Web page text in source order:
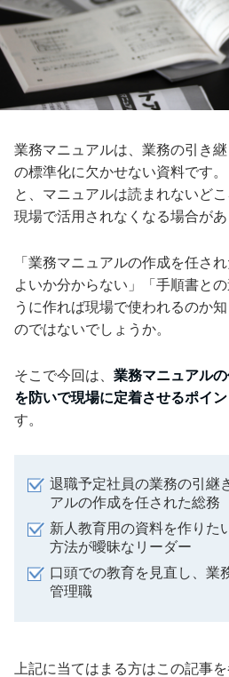
業務マニュアルは、業務の引き
の標準化に欠かせない資料です
と、マニュアルは読まれないど
現場で活用されなくなる場合があ
「業務マニュアルの作成を任さ
よいか分からない」「手順書と
うに作れば現場で使われるのか
のではないでしょうか。
そこで今回は、 業務マニュアル
を防いで現場に定着させるポイン
す。
退職予定社員の業務の引継
アルの作成を任された総務
新人教育用の資料を作りた
方法が曖昧なリーダー
口頭での教育を見直し、業
管理職
上記に当てはまる方はこの記事